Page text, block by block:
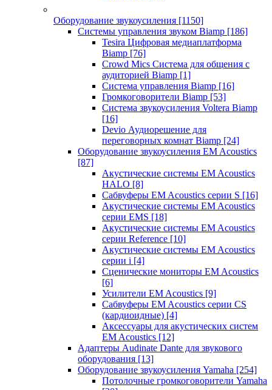
Оборудование звукоусиления [1150]
Системы управления звуком Biamp [186]
Tesira Цифровая медиаплатформа
Biamp [76]
Crowd Mics Система для общения с
аудиторией Biamp [1]
Система управления Biamp [16]
Громкоговорители Biamp [53]
Система звукоусиления Voltera Biamp
[16]
Devio Аудиорешение для
переговорных комнат Biamp [24]
Оборудование звукоусиления EM Acoustics
[87]
Акустические системы EM Acoustics
HALO [8]
Сабвуферы EM Acoustics серии S [16]
Акустические системы EM Acoustics
серии EMS [18]
Акустические системы EM Acoustics
серии Reference [10]
Акустические системы EM Acoustics
серии i [4]
Сценические мониторы EM Acoustics
[6]
Усилители EM Acoustics [9]
Сабвуферы EM Acoustics серии CS
(кардиоидные) [4]
Аксессуары для акустических систем
EM Acoustics [12]
Адаптеры Audinate Dante для звукового
оборудования [13]
Оборудование звукоусиления Yamaha [254]
Потолочные громкоговорители Yamaha